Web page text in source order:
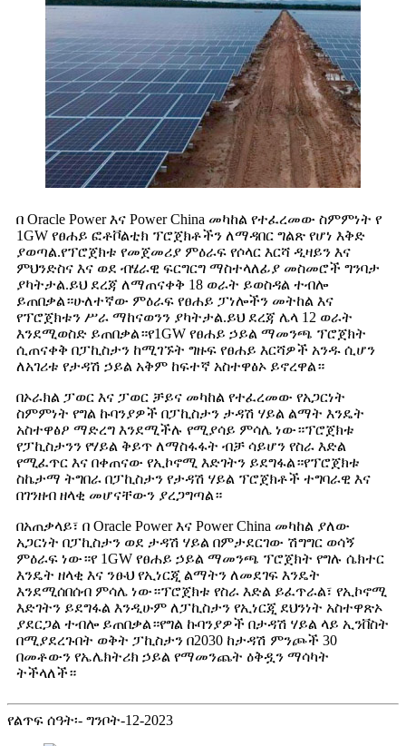
በ Oracle Power እና Power China መካከል የተፈረመው ስምምነት የ
1GW የፀሐይ ፎቶቮልቲክ ፕሮጀክቶችን ለማዳበር ግልጽ የሆነ እቅድ
ያወጣል.የፕሮጀክቱ የመጀመሪያ ምዕራፍ የሶላር እርሻ ዲዛይን እና
ምህንድስና እና ወደ ብሄራዊ ፍርግርግ ማስተላለፊያ መስመሮች ግንባታ
ያካትታል.ይህ ደረጃ ለማጠናቀቅ 18 ወራት ይወስዳል ተብሎ
ይጠበቃል።ሁለተኛው ምዕራፍ የፀሐይ ፓነሎችን መትከል እና
የፕሮጀክቱን ሥራ ማከናወንን ያካትታል.ይህ ደረጃ ሌላ 12 ወራት
እንደሚወስድ ይጠበቃል።የ1GW የፀሐይ ኃይል ማመንጫ ፕሮጀክት
ሲጠናቀቅ በፓኪስታን ከሚገኙት ግዙፍ የፀሐይ እርሻዎች አንዱ ሲሆን
ለአገሪቱ የታዳሽ ኃይል አቅም ከፍተኛ አስተዋፅኦ ይኖረዋል።
በኦራክል ፓወር እና ፓወር ቻይና መካከል የተፈረመው የአጋርነት
ስምምነት የግል ኩባንያዎች በፓኪስታን ታዳሽ ሃይል ልማት እንዴት
አስተዋፅዖ ማድረግ እንደሚችሉ የሚያሳይ ምሳሌ ነው።ፕሮጀክቱ
የፓኪስታንን የሃይል ቅይጥ ለማስፋፋት ብቻ ሳይሆን የስራ እድል
የሚፈጥር እና በቀጠናው የኢኮኖሚ እድገትን ይደግፋል።የፕሮጀክቱ
ስኬታማ ትግበራ በፓኪስታን የታዳሽ ሃይል ፕሮጀክቶች ተግባራዊ እና
በገንዘብ ዘላቂ መሆናቸውን ያረጋግጣል።
በአጠቃላይ፣ በ Oracle Power እና Power China መካከል ያለው
አጋርነት በፓኪስታን ወደ ታዳሽ ሃይል በምታደርገው ሽግግር ወሳኝ
ምዕራፍ ነው።የ 1GW የፀሐይ ኃይል ማመንጫ ፕሮጀክት የግሉ ሴክተር
እንዴት ዘላቂ እና ንፁህ የኢነርጂ ልማትን ለመደገፍ እንዴት
እንደሚሰበሰብ ምሳሌ ነው።ፕሮጀክቱ የስራ እድል ይፈጥራል፣ የኢኮኖሚ
እድገትን ይደግፋል እንዲሁም ለፓኪስታን የኢነርጂ ደህንነት አስተዋጽኦ
ያደርጋል ተብሎ ይጠበቃል።የግል ኩባንያዎች በታዳሽ ሃይል ላይ ኢንቨስት
በሚያደረጉበት ወቅት ፓኪስታን በ2030 ከታዳሽ ምንጮች 30
በመቶውን የኤሌክትሪክ ኃይል የማመንጨት ዕቅዷን ማሳካት
ትችላለች።
የልጥፍ ሰዓት፡- ግንቦት-12-2023